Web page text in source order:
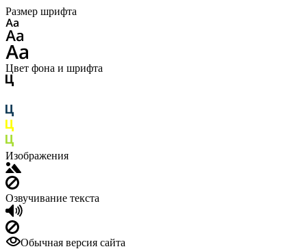
Размер шрифта
Цвет фона и шрифта
Изображения
Озвучивание текста
Обычная версия сайта